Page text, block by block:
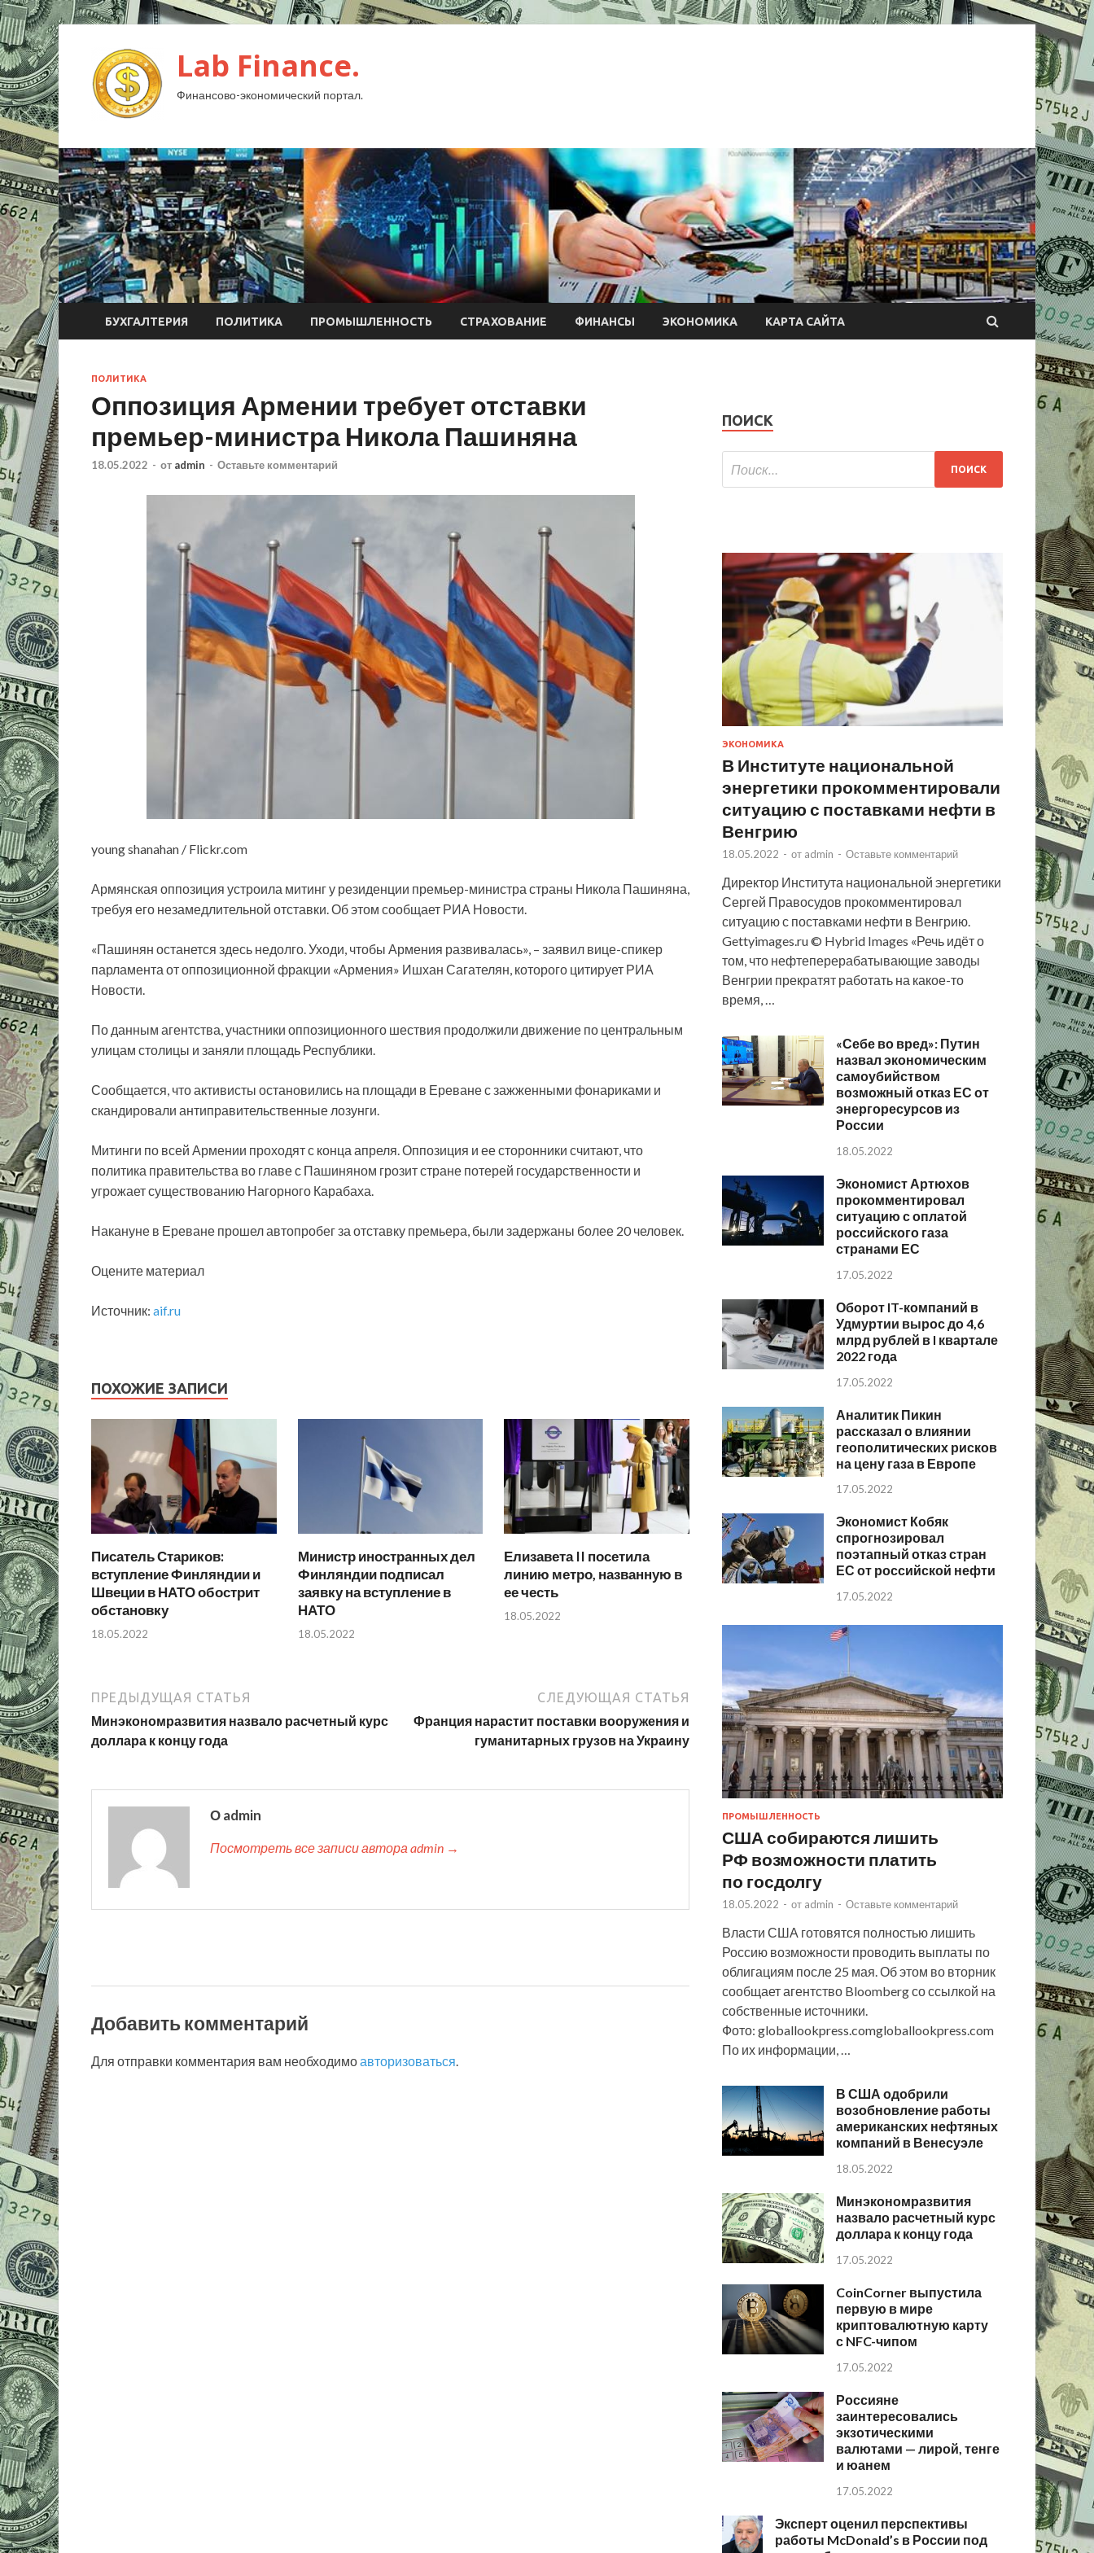
Lab Finance.
Финансово-экономический портал.
БУХГАЛТЕРИЯ ПОЛИТИКА ПРОМЫШЛЕННОСТЬ СТРАХОВАНИЕ ФИНАНСЫ ЭКОНОМИКА КАРТА САЙТА
ПОЛИТИКА
Оппозиция Армении требует отставки
премьер-министра Никола Пашиняна
18.05.2022 - от admin - Оставьте комментарий
young shanahan / Flickr.com
Армянская оппозиция устроила митинг у резиденции премьер-министра страны Никола Пашиняна,
требуя его незамедлительной отставки. Об этом сообщает РИА Новости.
«Пашинян останется здесь недолго. Уходи, чтобы Армения развивалась», – заявил вице-спикер
парламента от оппозиционной фракции «Армения» Ишхан Сагателян, которого цитирует РИА
Новости.
По данным агентства, участники оппозиционного шествия продолжили движение по центральным
улицам столицы и заняли площадь Республики.
Сообщается, что активисты остановились на площади в Ереване с зажженными фонариками и
скандировали антиправительственные лозунги.
Митинги по всей Армении проходят с конца апреля. Оппозиция и ее сторонники считают, что
политика правительства во главе с Пашиняном грозит стране потерей государственности и
угрожает существованию Нагорного Карабаха.
Накануне в Ереване прошел автопробег за отставку премьера, были задержаны более 20 человек.
Оцените материал
Источник: aif.ru
ПОХОЖИЕ ЗАПИСИ
Писатель Стариков:
вступление Финляндии и
Швеции в НАТО обострит
обстановку
18.05.2022
Министр иностранных дел
Финляндии подписал
заявку на вступление в
НАТО
18.05.2022
Елизавета II посетила
линию метро, названную в
ее честь
18.05.2022
ПРЕДЫДУЩАЯ СТАТЬЯ
Минэкономразвития назвало расчетный курс
доллара к концу года
СЛЕДУЮЩАЯ СТАТЬЯ
Франция нарастит поставки вооружения и
гуманитарных грузов на Украину
О admin
Посмотреть все записи автора admin →
Добавить комментарий
Для отправки комментария вам необходимоавторизоваться.
ПОИСК
ЭКОНОМИКА
В Институте национальной
энергетики прокомментировали
ситуацию с поставками нефти в
Венгрию
18.05.2022 - от admin - Оставьте комментарий
Директор Института национальной энергетики
Сергей Правосудов прокомментировал
ситуацию с поставками нефти в Венгрию.
Gettyimages.ru © Hybrid Images «Речь идёт о
том, что нефтеперерабатывающие заводы
Венгрии прекратят работать на какое-то
время, …
«Себе во вред»: Путин
назвал экономическим
самоубийством
возможный отказ ЕС от
энергоресурсов из
России
18.05.2022
Экономист Артюхов
прокомментировал
ситуацию с оплатой
российского газа
странами ЕС
17.05.2022
Оборот IT-компаний в
Удмуртии вырос до 4,6
млрд рублей в I квартале
2022 года
17.05.2022
Аналитик Пикин
рассказал о влиянии
геополитических рисков
на цену газа в Европе
17.05.2022
Экономист Кобяк
спрогнозировал
поэтапный отказ стран
ЕС от российской нефти
17.05.2022
ПРОМЫШЛЕННОСТЬ
США собираются лишить
РФ возможности платить
по госдолгу
18.05.2022 - от admin - Оставьте комментарий
Власти США готовятся полностью лишить
Россию возможности проводить выплаты по
облигациям после 25 мая. Об этом во вторник
сообщает агентство Bloomberg со ссылкой на
собственные источники.
Фото: globallookpress.comgloballookpress.com
По их информации, …
В США одобрили
возобновление работы
американских нефтяных
компаний в Венесуэле
18.05.2022
Минэкономразвития
назвало расчетный курс
доллара к концу года
17.05.2022
CoinCorner выпустила
первую в мире
криптовалютную карту
с NFC-чипом
17.05.2022
Россияне
заинтересовались
экзотическими
валютами — лирой, тенге
и юанем
17.05.2022
Эксперт оценил перспективы
работы McDonald’s в России под